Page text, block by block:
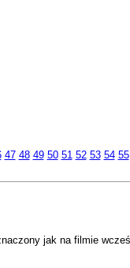
47 48 49 50 51 52 53 54 55
jak na filmie